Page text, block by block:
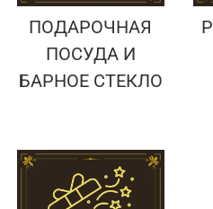
ПОДАРОЧНАЯ
ПОСУДА И
БАРНОЕ СТЕКЛО